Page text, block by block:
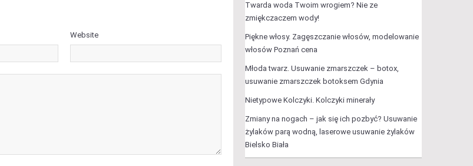
Website
Twarda woda Twoim wrogiem? Nie ze
zmiękczaczem wody!
Piękne włosy. Zagęszczanie włosów, modelowanie
włosów Poznań cena
Młoda twarz. Usuwanie zmarszczek – botox,
usuwanie zmarszczek botoksem Gdynia
Nietypowe Kolczyki. Kolczyki minerały
Zmiany na nogach – jak się ich pozbyć? Usuwanie
żylaków parą wodną, laserowe usuwanie żylaków
Bielsko Biała